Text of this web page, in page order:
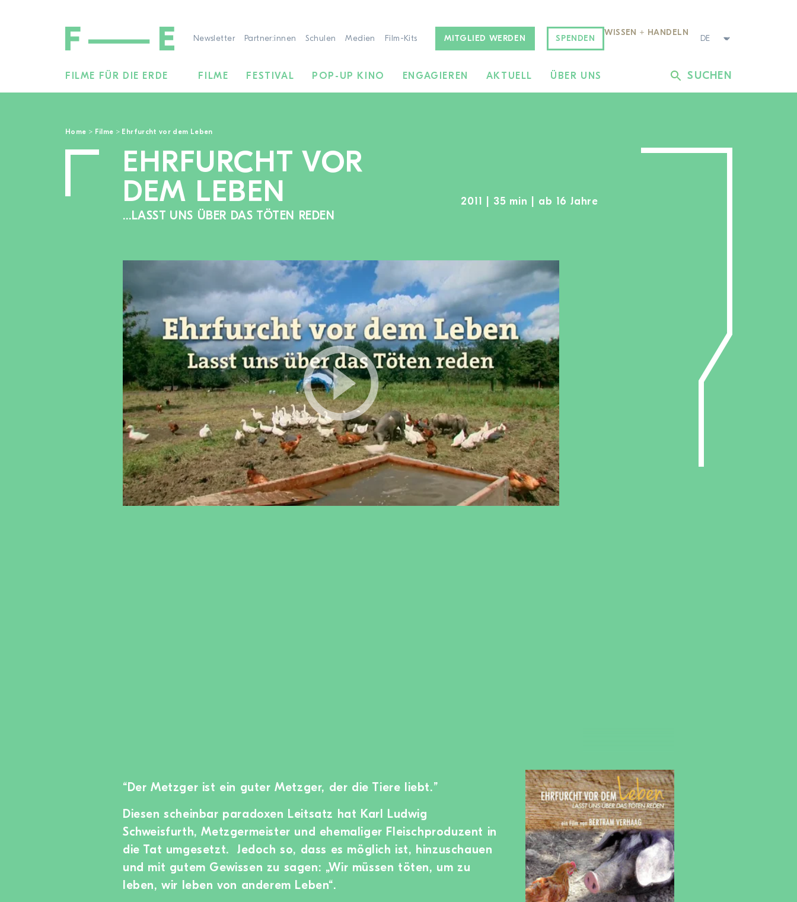
Newsletter Partner:innen Schulen Medien Film-Kits MITGLIED WERDEN SPENDEN
WISSEN + HANDELN
FILME FÜR DIE ERDE FILME FESTIVAL POP-UP KINO ENGAGIEREN AKTUELL ÜBER UNS SUCHEN
Home > Filme > Ehrfurcht vor dem Leben
EHRFURCHT VOR
DEM LEBEN
…LASST UNS ÜBER DAS TÖTEN REDEN
2011 | 35 min | ab 16 Jahre
“Der Metzger ist ein guter Metzger, der die Tiere liebt.”
Diesen scheinbar paradoxen Leitsatz hat Karl Ludwig
Schweisfurth, Metzgermeister und ehemaliger Fleischproduzent in
die Tat umgesetzt. Jedoch so, dass es möglich ist, hinzuschauen
und mit gutem Gewissen zu sagen: „Wir müssen töten, um zu
leben, wir leben von anderem Leben“.